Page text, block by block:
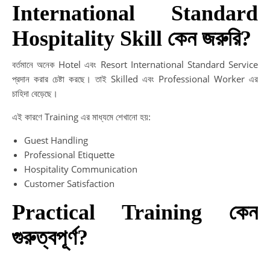
International Standard
Hospitality Skill কেন জরুরি?
বর্তমানে অনেক Hotel এবং Resort International Standard Service
প্রদান করার চেষ্টা করছে। তাই Skilled এবং Professional Worker এর
চাহিদা বেড়েছে।
এই কারণে Training এর মাধ্যমে শেখানো হয়:
Guest Handling
Professional Etiquette
Hospitality Communication
Customer Satisfaction
Practical Training কেন
গুরুত্বপূর্ণ?